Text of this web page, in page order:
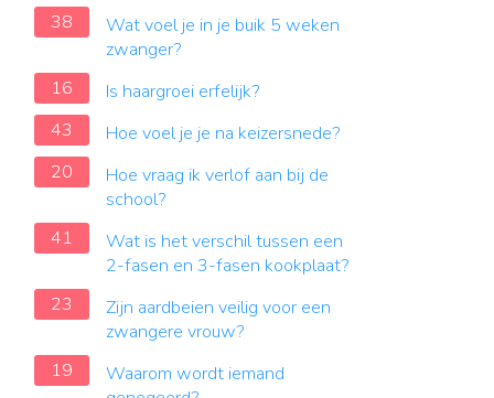
38
Wat voel je in je buik 5 weken
zwanger?
16
Is haargroei erfelijk?
43
Hoe voel je je na keizersnede?
20
Hoe vraag ik verlof aan bij de
school?
41
Wat is het verschil tussen een
2-fasen en 3-fasen kookplaat?
23
Zijn aardbeien veilig voor een
zwangere vrouw?
19
Waarom wordt iemand